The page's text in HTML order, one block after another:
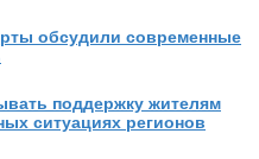
обсудили современные
поддержку жителям
ситуациях регионов